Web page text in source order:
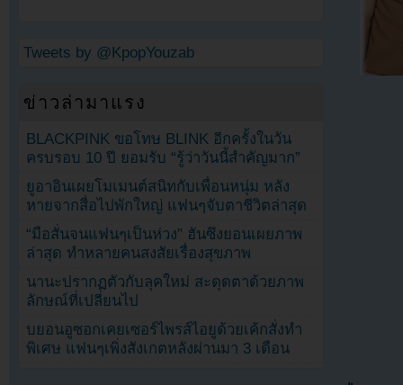
Tweets by @KpopYouzab
ข่าวล่ามาแรง
BLACKPINK ขอโทษ BLINK อีกครั้งในวัน
ครบรอบ 10 ปี ยอมรับ “รู้ว่าวันนี้สำคัญมาก”
ยูอาอินเผยโมเมนต์สนิทกับเพื่อนหนุ่ม หลัง
หายจากสื่อไปพักใหญ่ แฟนๆจับตาชีวิตล่าสุด
“มือสั่นจนแฟนๆเป็นห่วง” ฮันซึงยอนเผยภาพ
ล่าสุด ทำหลายคนสงสัยเรื่องสุขภาพ
นานะปรากฏตัวกับลุคใหม่ สะดุดตาด้วยภาพ
ลักษณ์ที่เปลี่ยนไป
บยอนอูซอกเคยเซอร์ไพรส์ไอยูด้วยเค้กสั่งทำ
พิเศษ แฟนๆเพิ่งสังเกตหลังผ่านมา 3 เดือน